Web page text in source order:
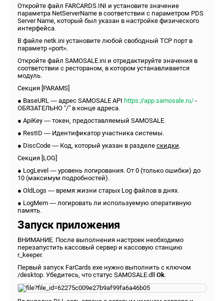
Откройте файл FARCARDS.INI и установите значение
параметра NetServerName в соответствии с параметром PDS
Server Name, который был указан в настройке физического
интерфейса.
В файле netk.ini установите любой свободный TCP порт в
параметр «port».
Откройте файл SAMOSALE.ini и отредактируйте значения в
соответствии с рестораном, в котором устанавливается
модуль.
Секция [PARAMS]
● BaseURL — адрес SAMOSALE API https://app.samosale.ru/ -
ОБЯЗАТЕЛЬНО “/” в конце адреса.
● ApiKey — токен, предоставляемый SAMOSALE.
● RestID — Идентификатор участника системы.
● DiscCode — Код, который указан в разделе скидки.
Секция [LOG]
● LogLevel — уровень логирования. От 0 (только ошибки) до
10 (максимум подробностей).
● OldLogs — время жизни старых Log файлов в днях.
● LogMem — логировать ли используемую оперативную
память.
Запуск приложения
ВНИМАНИЕ. После выполнения настроек необходимо
перезапустить кассовый сервер и кассовую станцию
r_keeper.
Первый запуск FarCards.exe нужно выполнить с ключом
/desktop. Убедитесь, что статус SAMOSALE.dll Ok.